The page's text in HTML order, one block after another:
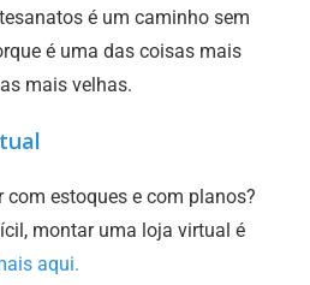
é um caminho sem
é uma das coisas mais
mais velhas.
com estoques e com planos?
montar uma loja virtual é
aqui.